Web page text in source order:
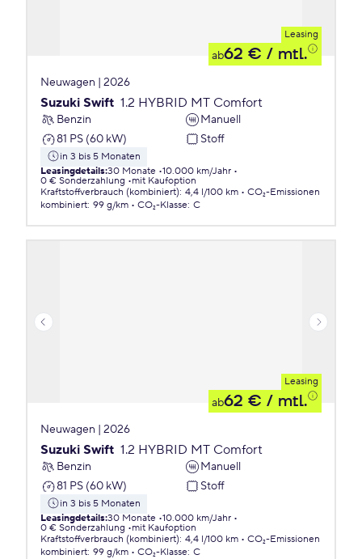
Leasing
ab62 € / mtl.
Neuwagen | 2026
Suzuki Swift 1.2 HYBRID MT Comfort
Benzin
Manuell
81 PS (60 kW)
Stoff
in 3 bis 5 Monaten
Leasingdetails:30 Monate 10.000 km/Jahr
0 € Sonderzahlung
mit Kaufoption
Kraftstoffverbrauch (kombiniert): 4,4 l/100 km
CO₂-Emissionen
kombiniert: 99 g/km CO₂-Klasse: C
Leasing
ab62 € / mtl.
Neuwagen | 2026
Suzuki Swift 1.2 HYBRID MT Comfort
Benzin
Manuell
81 PS (60 kW)
Stoff
in 3 bis 5 Monaten
Leasingdetails:30 Monate 10.000 km/Jahr
0 € Sonderzahlung
mit Kaufoption
Kraftstoffverbrauch (kombiniert): 4,4 l/100 km
CO₂-Emissionen
kombiniert: 99 g/km CO₂-Klasse: C